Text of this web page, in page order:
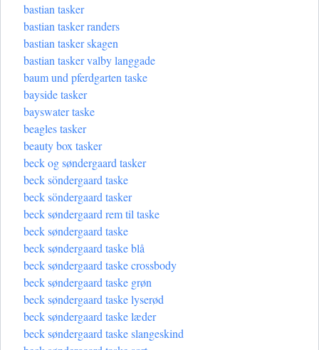
bastian tasker
bastian tasker randers
bastian tasker skagen
bastian tasker valby langgade
baum und pferdgarten taske
bayside tasker
bayswater taske
beagles tasker
beauty box tasker
beck og søndergaard tasker
beck söndergaard taske
beck söndergaard tasker
beck søndergaard rem til taske
beck søndergaard taske
beck søndergaard taske blå
beck søndergaard taske crossbody
beck søndergaard taske grøn
beck søndergaard taske lyserød
beck søndergaard taske læder
beck søndergaard taske slangeskind